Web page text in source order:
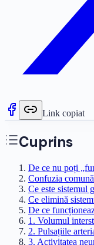
Link copiat
Cuprins
De ce nu poți
Confuzia
Ce este sistemul
Ce elimină
De ce
1. Volumul
2. Pulsațiile
3. Activitatea